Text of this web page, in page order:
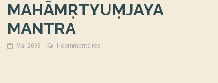
MAHĀMṚTYUṂJAYA
MANTRA
Mai 2003 1 commentaires